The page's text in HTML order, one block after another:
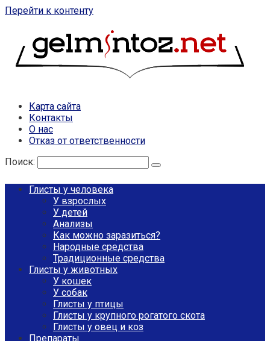
Перейти к контенту
Карта сайта
Контакты
О нас
Отказ от ответственности
Поиск:
Глисты у человека
У взрослых
У детей
Анализы
Как можно заразиться?
Народные средства
Традиционные средства
Глисты у животных
У кошек
У собак
Глисты у птицы
Глисты у крупного рогатого скота
Глисты у овец и коз
Препараты